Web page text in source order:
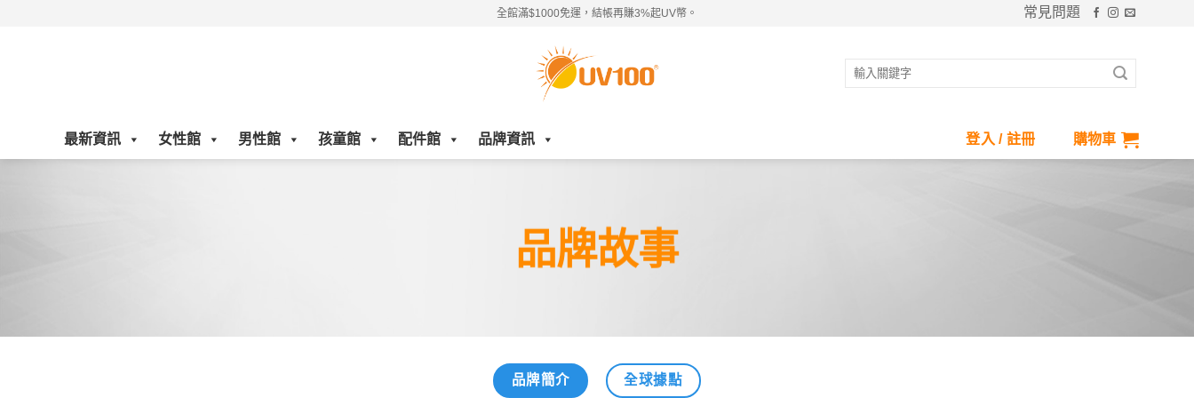
全館滿$1000免運，結帳再賺3%起UV幣。 常見問題
搜
最新資訊 女性館 男性館 孩童館 配件館 品牌資訊 登入 / 註冊 購物車
UV100 品牌故事：因應防曬需求而生
品牌故事
品牌簡介 全球據點